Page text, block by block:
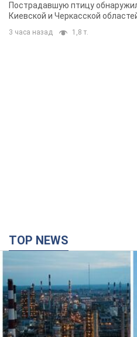
Пострадавшую птицу
Киевской и Черкасской
3 часа назад 1,8 т.
TOP NEWS